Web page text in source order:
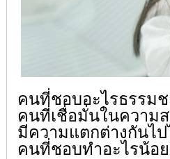
คนที่ชอบอะไรธรรม
คนที่เชื่อมั่นในความ
มีความแตกต่างกันไ
คนที่ชอบทำอะไรน้อ